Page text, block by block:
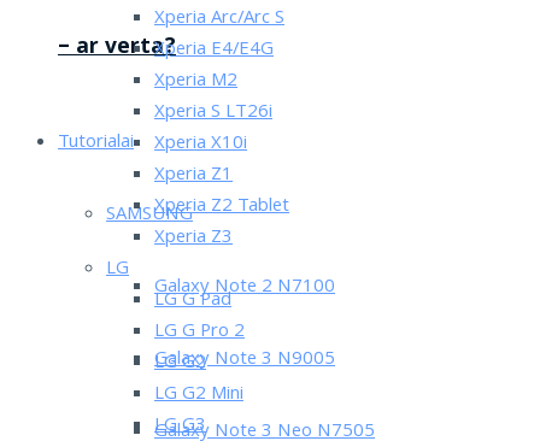
– ar verta?
Tutorialai
SAMSUNG
Galaxy Note 2 N7100
Galaxy Note 3 N9005
Galaxy Note 3 Neo N7505
Xperia Arc/Arc S
Xperia E4/E4G
Xperia M2
Xperia S LT26i
Xperia X10i
Xperia Z1
Xperia Z2 Tablet
Xperia Z3
LG
LG G Pad
LG G Pro 2
LG G2
LG G2 Mini
LG G3